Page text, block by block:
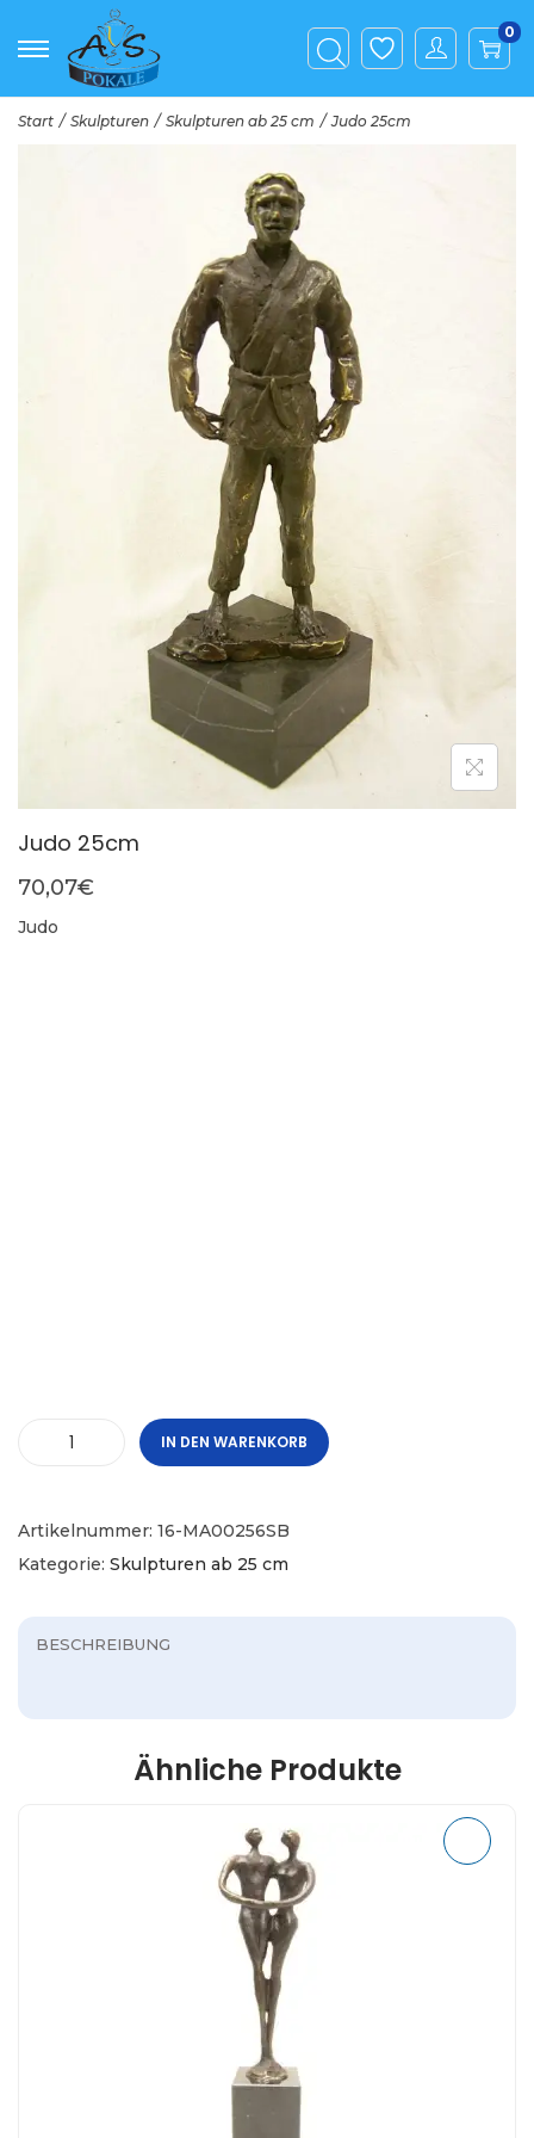
0
Start / Skulpturen / Skulpturen ab 25 cm / Judo 25cm
Judo 25cm
70,07€
Judo
IN DEN WARENKORB
Artikelnummer: 16-MA00256SB
Kategorie: Skulpturen ab 25 cm
BESCHREIBUNG
Ähnliche Produkte